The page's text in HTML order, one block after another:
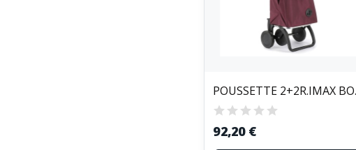
92,20 €